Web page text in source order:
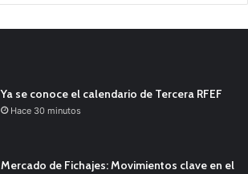
Ya se conoce el calendario de Tercera RFEF
Hace 30 minutos
Mercado de Fichajes: Movimientos clave en el